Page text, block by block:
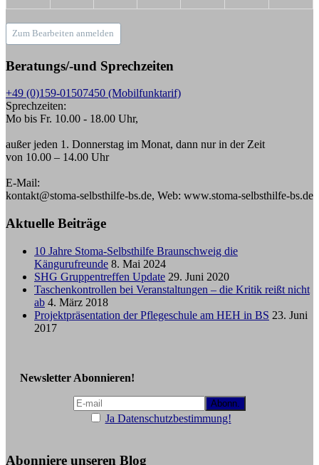
Zum Bearbeiten anmelden
Beratungs/-und Sprechzeiten
+49 (0)159-01507450 (Mobilfunktarif)
Sprechzeiten:
Mo bis Fr. 10.00 - 18.00 Uhr,
außer jeden 1. Donnerstag im Monat, dann nur in der Zeit
von 10.00 – 14.00 Uhr
E-Mail:
kontakt@stoma-selbsthilfe-bs.de, Web: www.stoma-selbsthilfe-bs.de
Aktuelle Beiträge
10 Jahre Stoma-Selbsthilfe Braunschweig die
Kängurufreunde 8. Mai 2024
SHG Gruppentreffen Update 29. Juni 2020
Taschenkontrollen bei Veranstaltungen – die Kritik reißt nicht
ab 4. März 2018
Projektpräsentation der Pflegeschule am HEH in BS 23. Juni
2017
Newsletter Abonnieren!
Ja Datenschutzbestimmung!
Abonniere unseren Blog